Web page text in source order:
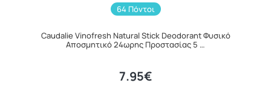
64 Πόντοι
Caudalie Vinofresh Natural Stick Deodorant Φυσικό
Αποσμητικό 24ωρης Προστασίας 5 …
7.95€